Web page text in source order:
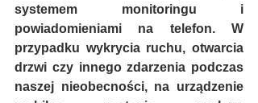
systemem monitoringu i
powiadomieniami na telefon. W
przypadku wykrycia ruchu, otwarcia
drzwi czy innego zdarzenia podczas
naszej nieobecności, na urządzenie